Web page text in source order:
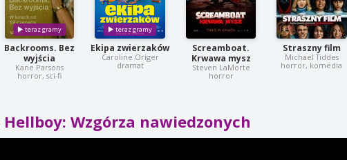
Backrooms. Bez
wyjścia
Kane Parsons
horror, sci-fi
Ekipa zwierzaków
Caroline Origer
dramat
Screamboat.
Krwawa mysz
Steven LaMorte
horror
Straszny film
Michael Tiddes
horror, komedia
Hellboy: Wzgórza nawiedzonych